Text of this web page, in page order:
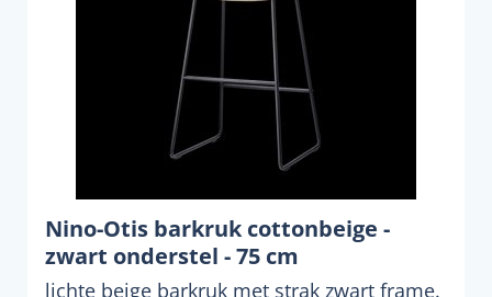
Nino-Otis barkruk cottonbeige -
zwart onderstel - 75 cm
lichte beige barkruk met strak zwart frame.